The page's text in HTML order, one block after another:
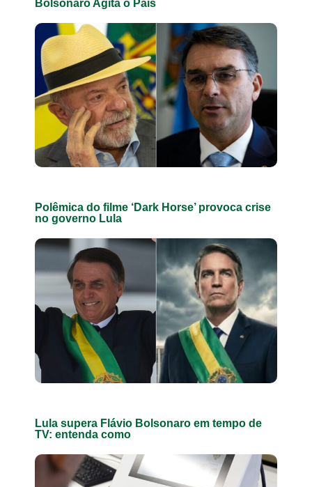
Bolsonaro Agita o País
Polêmica do filme ‘Dark Horse’ provoca crise
no governo Lula
Lula supera Flávio Bolsonaro em tempo de
TV: entenda como